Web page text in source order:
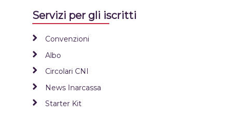
Servizi per gli iscritti
Convenzioni
Albo
Circolari CNI
News Inarcassa
Starter Kit